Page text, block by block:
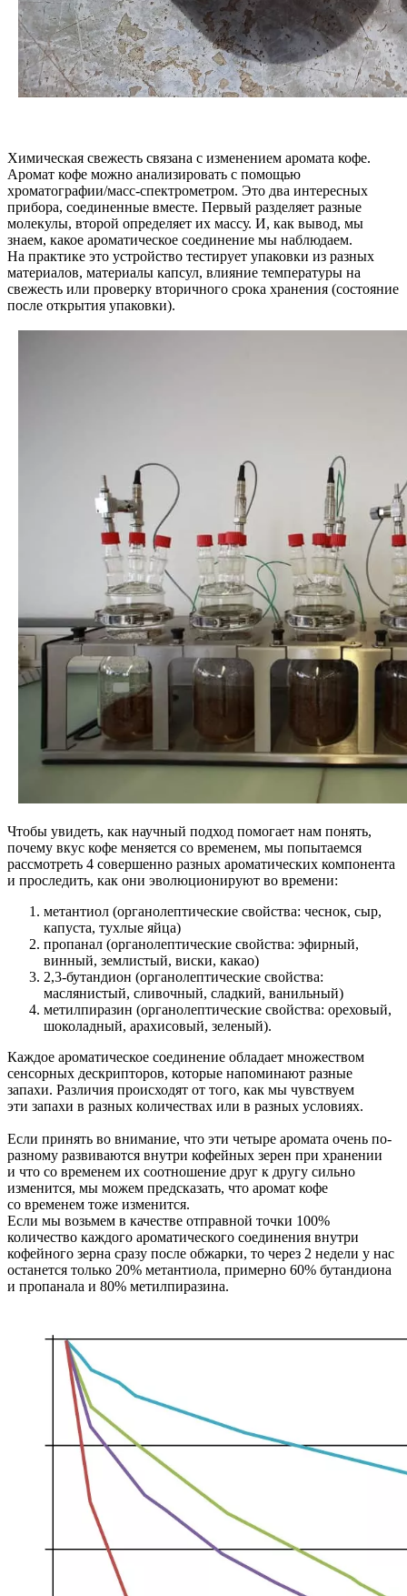
Химическая свежесть связана с изменением аромата кофе.
Аромат кофе можно анализировать с помощью
хроматографии/масс-спектрометром. Это два интересных
прибора, соединенные вместе. Первый разделяет разные
молекулы, второй определяет их массу. И, как вывод, мы
знаем, какое ароматическое соединение мы наблюдаем.
На практике это устройство тестирует упаковки из разных
материалов, материалы капсул, влияние температуры на
свежесть или проверку вторичного срока хранения (состояние
после открытия упаковки).
Чтобы увидеть, как научный подход помогает нам понять,
почему вкус кофе меняется со временем, мы попытаемся
рассмотреть 4 совершенно разных ароматических компонента
и проследить, как они эволюционируют во времени:
метантиол (органолептические свойства: чеснок, сыр,
капуста, тухлые яйца)
пропанал (органолептические свойства: эфирный,
винный, землистый, виски, какао)
2,3-бутандион (органолептические свойства:
маслянистый, сливочный, сладкий, ванильный)
метилпиразин (органолептические свойства: ореховый,
шоколадный, арахисовый, зеленый).
Каждое ароматическое соединение обладает множеством
сенсорных дескрипторов, которые напоминают разные
запахи. Различия происходят от того, как мы чувствуем
эти запахи в разных количествах или в разных условиях.
Если принять во внимание, что эти четыре аромата очень по-
разному развиваются внутри кофейных зерен при хранении
и что со временем их соотношение друг к другу сильно
изменится, мы можем предсказать, что аромат кофе
со временем тоже изменится.
Если мы возьмем в качестве отправной точки 100%
количество каждого ароматического соединения внутри
кофейного зерна сразу после обжарки, то через 2 недели у нас
останется только 20% метантиола, примерно 60% бутандиона
и пропанала и 80% метилпиразина.